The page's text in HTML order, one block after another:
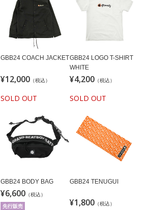
GBB24 COACH JACKET
¥12,000 （税込）
SOLD OUT
GBB24 LOGO T-SHIRT
WHITE
¥4,200 （税込）
SOLD OUT
GBB24 BODY BAG
¥6,600 （税込）
先行販売
GBB24 TENUGUI
¥1,800 （税込）